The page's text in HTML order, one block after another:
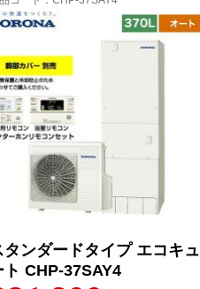
タンダードタイプ エコキュ
ト CHP-37SAY4